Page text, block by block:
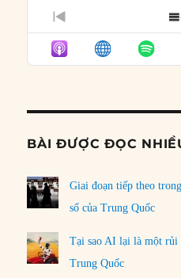
PREVIOUS
EPISODE
BÀI ĐƯỢC ĐỌC
Giai đoạn tiếp theo
số của Trung Quốc
Tại sao AI lại là một rủi
Trung Quốc